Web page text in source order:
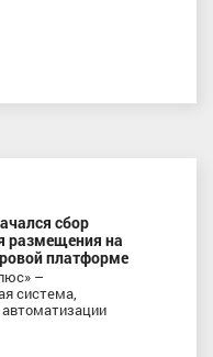
сбор
размещения на
платформе
–
система,